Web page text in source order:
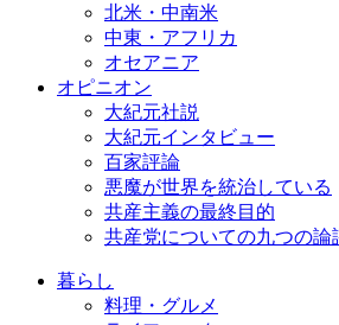
北米・中南米
中東・アフリカ
オセアニア
オピニオン
大紀元社説
大紀元インタビュー
百家評論
悪魔が世界を統治している
共産主義の最終目的
共産党についての九つの論
暮らし
料理・グルメ